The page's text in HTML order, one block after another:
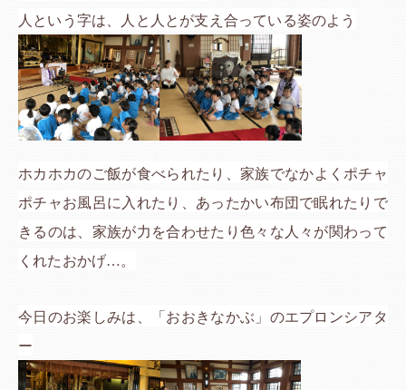
人という字は、人と人とが支え合っている姿のよう
ホカホカのご飯が食べられたり、家族でなかよくポチャ
ポチャお風呂に入れたり、あったかい布団で眠れたりで
きるのは、家族が力を合わせたり色々な人々が関わって
くれたおかげ…。
今日のお楽しみは、「おおきなかぶ」のエプロンシアタ
ー